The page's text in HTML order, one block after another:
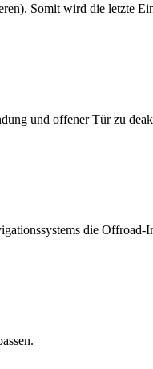
Somit wird die letzte
und offener Tür zu
die Offroad-